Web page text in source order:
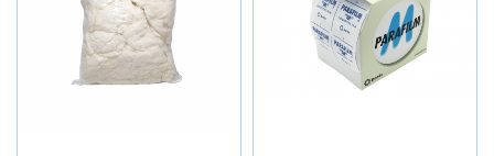
Selecione a Quantidade
-